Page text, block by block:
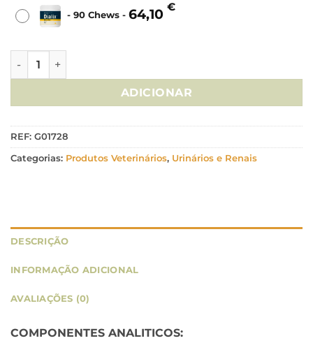
- 90 Chews - 64,10 €
Quantidade de DIALIX Oxalate Plus 30/90Chews
ADICIONAR
REF: G01728
Categorias: Produtos Veterinários, Urinários e Renais
DESCRIÇÃO
INFORMAÇÃO ADICIONAL
AVALIAÇÕES (0)
COMPONENTES ANALITICOS: